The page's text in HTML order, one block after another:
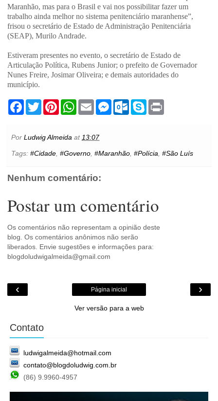
Maranhão, mas para o Brasil e vai nos possibilitar fazer um
trabalho ainda melhor no sistema penitenciário maranhense”,
frisou o secretário de Estado de Administração Penitenciária
(SEAP), Murilo Andrade.
Estiveram presentes no evento, o secretário de Estado de
Articulação Política, Rubens Junior; o prefeito de Governador
Nunes Freire, Josimar Oliveira; e demais autoridades do
município.
F
b
o
k
T
w
t
e
r
P
e
r
e
s
W
s
A
p
E
m
l
M
e
e
O
.
S
Por Ludwig Almeida at13:07
Tags: #Cidade, #Governo, #Maranhão, #Polícia, #São Luís
Nenhum comentário:
Postar um comentário
Os comentários não representam a opinião deste
blog. Os comentários anônimos não serão
liberados. Envie sugestões e informações para:
blogdoludwigalmeida@gmail.com
‹ ›
Página inicial
Ver versão para a web
Contato
ludwigalmeida@hotmail.com
contato@blogdoludwig.com.br
(86) 9.9960-4957